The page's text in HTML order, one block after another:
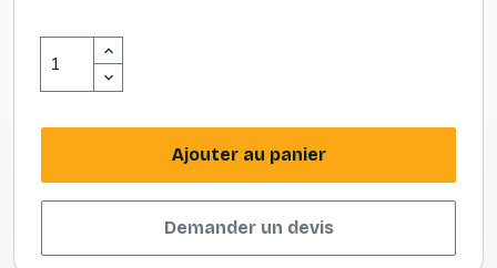
Ajouter au panier
Demander un devis